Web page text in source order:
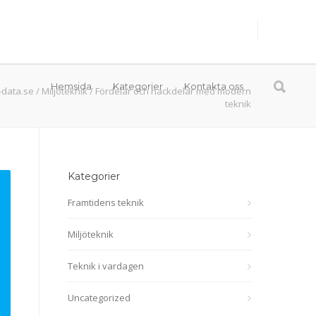
Hemsida Kategorier Kontakta oss
/ Miljöteknik/ Fördelar och nackdelar med modern
teknik
Kategorier
Framtidens teknik
Miljöteknik
Teknik i vardagen
Uncategorized